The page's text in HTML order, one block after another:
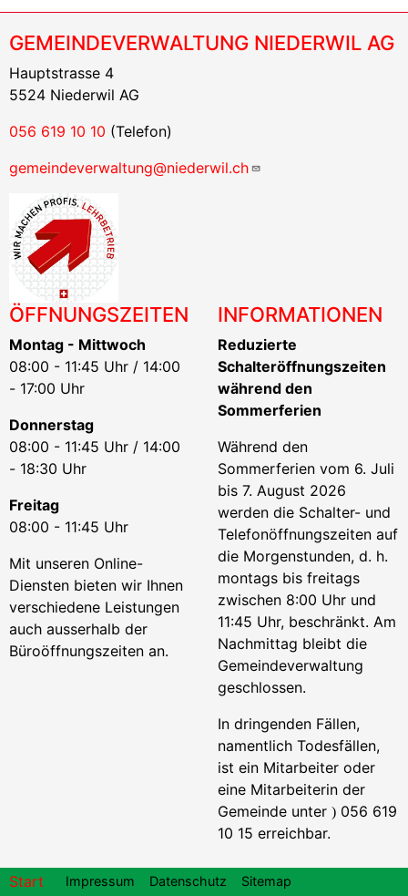
GEMEINDEVERWALTUNG NIEDERWIL AG
Hauptstrasse 4
5524 Niederwil AG
056 619 10 10 (Telefon)
gemeindeverwaltung@niederwil.ch
ÖFFNUNGSZEITEN
Montag - Mittwoch
08:00 - 11:45 Uhr / 14:00
- 17:00 Uhr
Donnerstag
08:00 - 11:45 Uhr / 14:00
- 18:30 Uhr
Freitag
08:00 - 11:45 Uhr
Mit unseren Online-
Diensten bieten wir Ihnen
verschiedene Leistungen
auch ausserhalb der
Büroöffnungszeiten an.
INFORMATIONEN
Reduzierte
Schalteröffnungszeiten
während den
Sommerferien
Während den
Sommerferien vom 6. Juli
bis 7. August 2026
werden die Schalter- und
Telefonöffnungszeiten auf
die Morgenstunden, d. h.
montags bis freitags
zwischen 8:00 Uhr und
11:45 Uhr, beschränkt. Am
Nachmittag bleibt die
Gemeindeverwaltung
geschlossen.
In dringenden Fällen,
namentlich Todesfällen,
ist ein Mitarbeiter oder
eine Mitarbeiterin der
Gemeinde unter ) 056 619
10 15 erreichbar.
Footer
Start Impressum Datenschutz Sitemap